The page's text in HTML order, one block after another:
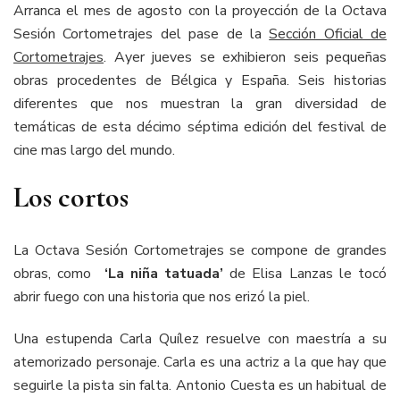
Arranca el mes de agosto con la proyección de la Octava
Sesión Cortometrajes del pase de laSección Oficial de
Cortometrajes. Ayer jueves se exhibieron seis pequeñas
obras procedentes de Bélgica y España. Seis historias
diferentes que nos muestran la gran diversidad de
temáticas de esta décimo séptima edición del festival de
cine mas largo del mundo.
Los cortos
La Octava Sesión Cortometrajes se compone de grandes
obras, como ‘La niña tatuada’de Elisa Lanzas le tocó
abrir fuego con una historia que nos erizó la piel.
Una estupenda Carla Quílez resuelve con maestría a su
atemorizado personaje. Carla es una actriz a la que hay que
seguirle la pista sin falta. Antonio Cuesta es un habitual de